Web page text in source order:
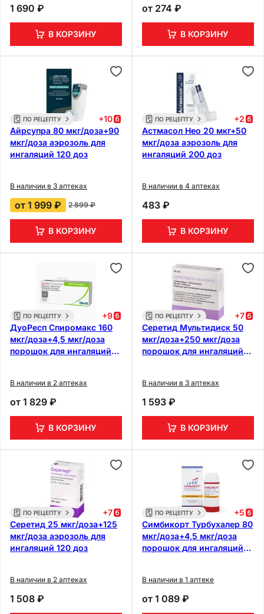
1 690 ₽
В КОРЗИНУ
от 274 ₽
В КОРЗИНУ
ПО РЕЦЕПТУ +10
Айрсупра 80 мкг/доза+90
мкг/доза аэрозоль для
ингаляций 120 доз
В наличии в 3 аптеках
от 1 999 ₽ 2 899 ₽
В КОРЗИНУ
ПО РЕЦЕПТУ +2
Астмасол Нео 20 мкг+50
мкг/доза аэрозоль для
ингаляций 200 доз
В наличии в 4 аптеках
483 ₽
В КОРЗИНУ
ПО РЕЦЕПТУ +9
ДуоРесп Спиромакс 160
мкг/доза+4,5 мкг/доза
порошок для ингаляций
В наличии в 2 аптеках
от 1 829 ₽
В КОРЗИНУ
ПО РЕЦЕПТУ +7
Серетид Мультидиск 50
мкг/доза+250 мкг/доза
порошок для ингаляций
В наличии в 3 аптеках
1 593 ₽
В КОРЗИНУ
ПО РЕЦЕПТУ +7
Серетид 25 мкг/доза+125
мкг/доза аэрозоль для
ингаляций 120 доз
В наличии в 2 аптеках
1 508 ₽
ПО РЕЦЕПТУ +5
Симбикорт Турбухалер 80
мкг/доза+4,5 мкг/доза
порошок для ингаляций
В наличии в 1 аптеке
от 1 089 ₽